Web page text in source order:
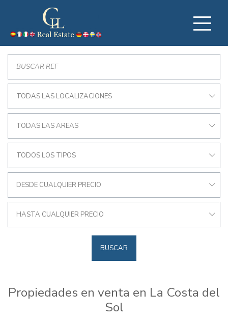
TODAS LAS LOCALIZACIONES
TODAS LAS AREAS
TODOS LOS TIPOS
DESDE CUALQUIER PRECIO
HASTA CUALQUIER PRECIO
BUSCAR
Propiedades en venta en La Costa del
Sol